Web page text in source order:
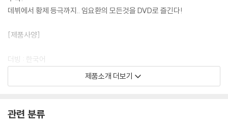
데뷔에서 황제 등극까지.. 임요환의 모든것을 DVD로 즐긴다!
[제품사양]
더빙 : 한국어
화면비율 : 1.33:1
시간 : 222분
관람등급 : 전체관람가
제품소개 더보기
관련 분류